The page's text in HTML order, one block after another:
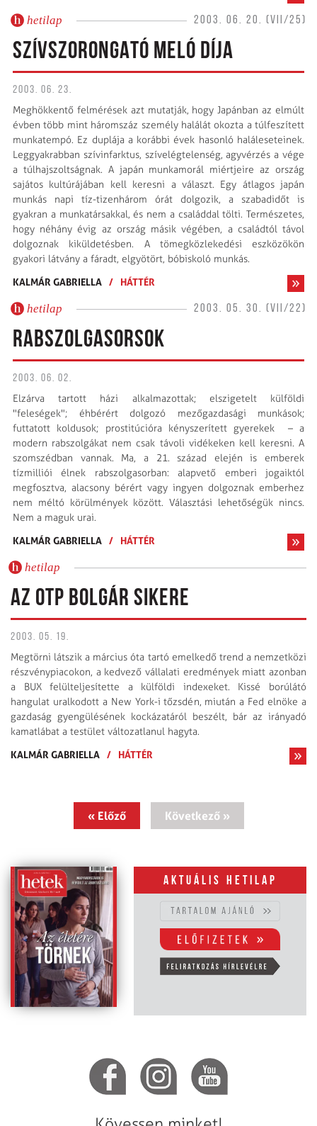
hetilap 2003. 06. 20. (VII/25)
SZÍVSZORONGATÓ MELÓ DÍJA
2003. 06. 23.
Meghökkentő felmérések azt mutatják, hogy Japánban az elmúlt
évben több mint háromszáz személy halálát okozta a túlfeszített
munkatempó. Ez duplája a korábbi évek hasonló haláleseteinek.
Leggyakrabban szívinfarktus, szívelégtelenség, agyvérzés a vége
a túlhajszoltságnak. A japán munkamorál miértjeire az ország
sajátos kultúrájában kell keresni a választ. Egy átlagos japán
munkás napi tíz-tizenhárom órát dolgozik, a szabadidőt is
gyakran a munkatársakkal, és nem a családdal tölti. Természetes,
hogy néhány évig az ország másik végében, a családtól távol
dolgoznak kiküldetésben. A tömegközlekedési eszközökön
gyakori látvány a fáradt, elgyötört, bóbiskoló munkás.
KALMÁR GABRIELLA / HÁTTÉR
hetilap 2003. 05. 30. (VII/22)
RABSZOLGASORSOK
2003. 06. 02.
Elzárva tartott házi alkalmazottak; elszigetelt külföldi
"feleségek"; éhbérért dolgozó mezőgazdasági munkások;
futtatott koldusok; prostitúcióra kényszerített gyerekek – a
modern rabszolgákat nem csak távoli vidékeken kell keresni. A
szomszédban vannak. Ma, a 21. század elején is emberek
tízmilliói élnek rabszolgasorban: alapvető emberi jogaiktól
megfosztva, alacsony bérért vagy ingyen dolgoznak emberhez
nem méltó körülmények között. Választási lehetőségük nincs.
Nem a maguk urai.
KALMÁR GABRIELLA / HÁTTÉR
hetilap
AZ OTP BOLGÁR SIKERE
2003. 05. 19.
Megtörni látszik a március óta tartó emelkedő trend a nemzetközi
részvénypiacokon, a kedvező vállalati eredmények miatt azonban
a BUX felülteljesítette a külföldi indexeket. Kissé borúlátó
hangulat uralkodott a New York-i tőzsdén, miután a Fed elnöke a
gazdaság gyengülésének kockázatáról beszélt, bár az irányadó
kamatlábat a testület változatlanul hagyta.
KALMÁR GABRIELLA / HÁTTÉR
« Előző Következő »
Aktuális hetilap